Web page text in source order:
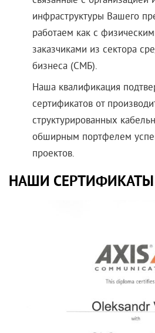
инфраструктуры Вашего
работаем как с
заказчиками из сектора
бизнеса (СМБ).
Наша квалификация
сертификатов от
структурированных
обширным портфелем
проектов.
НАШИ